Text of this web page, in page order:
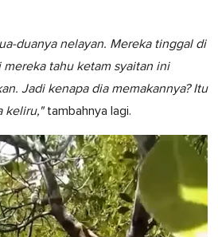
duanya nelayan. Mereka tinggal di
tahu ketam syaitan ini
Jadi kenapa dia memakannya? Itu
keliru,"tambahnya lagi.